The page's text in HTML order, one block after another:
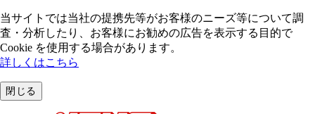
当サイトでは当社の提携先等がお客様のニーズ等について調
査・分析したり、お客様にお勧めの広告を表⽰する⽬的で
Cookie を使⽤する場合があります。
詳しくはこちら
閉じる